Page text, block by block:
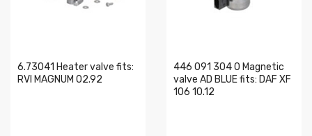
6.73041 Heater valve fits:
RVI MAGNUM 02.92
446 091 304 0 Magnetic
valve AD BLUE fits: DAF XF
106 10.12